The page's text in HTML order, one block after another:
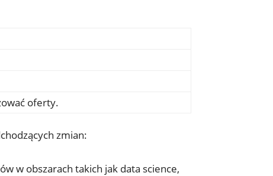
oferty.
zmian:
w obszarach takich jak data science,